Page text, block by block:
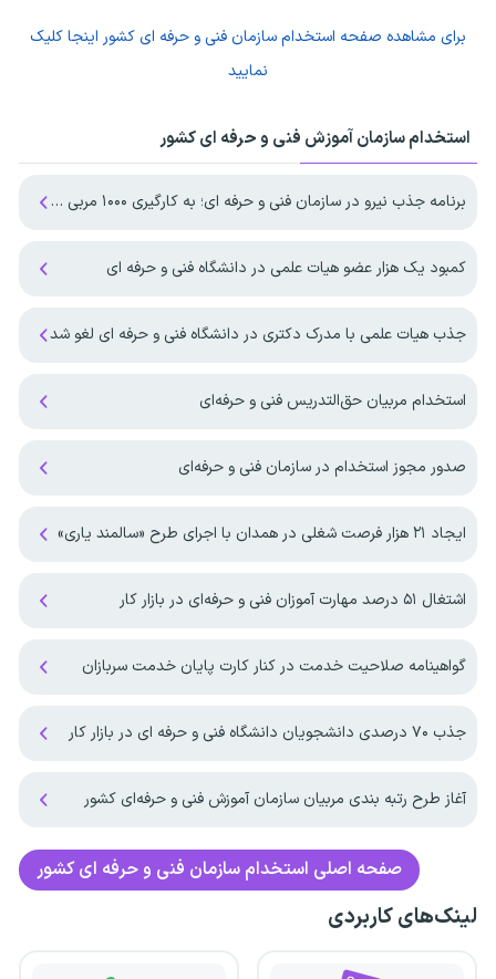
برای مشاهده صفحه استخدام سازمان فنی و حرفه ای کشور اینجا کلیک
نمایید
استخدام سازمان آموزش فنی و حرفه ای کشور
برنامه جذب نیرو در سازمان فنی و حرفه ای؛ به کارگیری ۱۰۰۰ مربی در مرحله اول
کمبود یک هزار عضو هیات علمی در دانشگاه فنی و حرفه ای
جذب هیات علمی با مدرک دکتری در دانشگاه فنی و حرفه ای لغو شد
استخدام مربیان حق‌التدریس فنی و حرفه‌ای
صدور مجوز استخدام در سازمان فنی و حرفه‌ای
ایجاد ۲۱ هزار فرصت شغلی در همدان با اجرای طرح «سالمند یاری»
اشتغال ۵۱ درصد مهارت آموزان فنی و حرفه‌ای در بازار کار
گواهینامه صلاحیت خدمت در کنار کارت پایان خدمت سربازان
جذب ۷۰ درصدی دانشجویان دانشگاه فنی و حرفه ای در بازار کار
آغاز طرح رتبه بندی مربیان سازمان آموزش فنی و حرفه‌ای کشور
صفحه اصلی استخدام سازمان فنی و حرفه ای کشور
لینک‌های کاربردی